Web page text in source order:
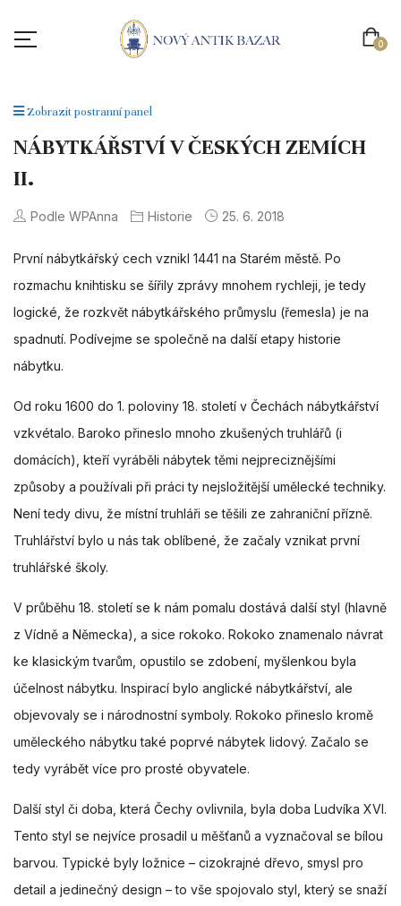
0
Zobrazit postranní panel
NÁBYTKÁŘSTVÍ V ČESKÝCH ZEMÍCH
II.
Podle WPAnna Historie 25. 6. 2018
První nábytkářský cech vznikl 1441 na Starém městě. Po
rozmachu knihtisku se šířily zprávy mnohem rychleji, je tedy
logické, že rozkvět nábytkářského průmyslu (řemesla) je na
spadnutí. Podívejme se společně na další etapy historie
nábytku.
Od roku 1600 do 1. poloviny 18. století v Čechách nábytkářství
vzkvétalo. Baroko přineslo mnoho zkušených truhlářů (i
domácích), kteří vyráběli nábytek těmi nejpreciznějšími
způsoby a používali při práci ty nejsložitější umělecké techniky.
Není tedy divu, že místní truhláři se těšili ze zahraniční přízně.
Truhlářství bylo u nás tak oblíbené, že začaly vznikat první
truhlářské školy.
V průběhu 18. století se k nám pomalu dostává další styl (hlavně
z Vídně a Německa), a sice rokoko. Rokoko znamenalo návrat
ke klasickým tvarům, opustilo se zdobení, myšlenkou byla
účelnost nábytku. Inspirací bylo anglické nábytkářství, ale
objevovaly se i národnostní symboly. Rokoko přineslo kromě
uměleckého nábytku také poprvé nábytek lidový. Začalo se
tedy vyrábět více pro prosté obyvatele.
Další styl či doba, která Čechy ovlivnila, byla doba Ludvíka XVI.
Tento styl se nejvíce prosadil u měšťanů a vyznačoval se bílou
barvou. Typické byly ložnice – cizokrajné dřevo, smysl pro
detail a jedinečný design – to vše spojovalo styl, který se snaží